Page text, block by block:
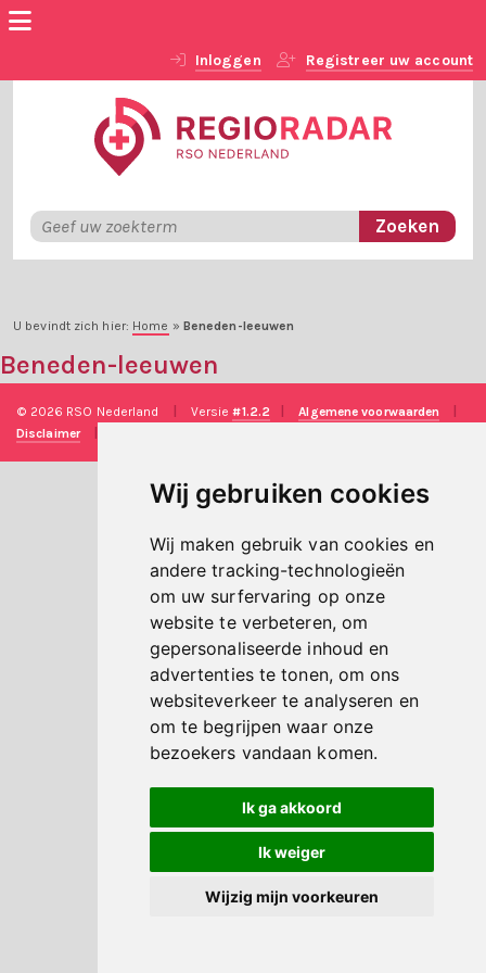
Wij gebruiken cookies
Wij maken gebruik van cookies en
andere tracking-technologieën
om uw surfervaring op onze
website te verbeteren, om
gepersonaliseerde inhoud en
advertenties te tonen, om ons
websiteverkeer te analyseren en
om te begrijpen waar onze
bezoekers vandaan komen.
Ik ga akkoord
Ik weiger
Wijzig mijn voorkeuren
Inloggen Registreer uw account
U bevindt zich hier: Home » Beneden-leeuwen
Beneden-leeuwen
© 2026 RSO Nederland Versie#1.2.2 Algemene voorwaarden
Disclaimer